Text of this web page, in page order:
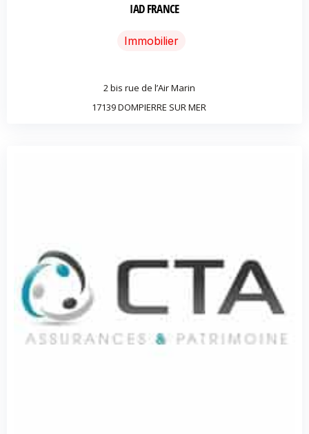
IAD FRANCE
Immobilier
2 bis rue de l’Air Marin
17139 DOMPIERRE SUR MER